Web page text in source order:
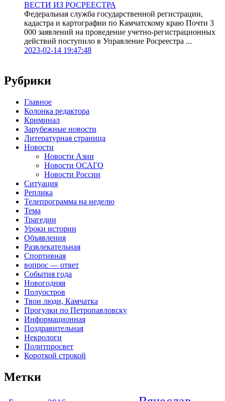
ВЕСТИ ИЗ РОСРЕЕСТРА
Федеральная служба государственной регистрации,
кадастра и картографии по Камчатскому краю Почти 3
000 заявлений на проведение учетно-регистрационных
действий поступило в Управление Росреестра ...
2023-02-14 19:47:48
Рубрики
Главное
Колонка редактора
Криминал
Зарубежные новости
Литературная страница
Новости
Новости Азии
Новости ОСАГО
Новости России
Ситуация
Реплика
Телепрограмма на неделю
Тема
Трагедии
Уроки истории
Объявления
Развлекательная
Спортивная
вопрос — ответ
События года
Новогодняя
Полуостров
Твои люди, Камчатка
Прогулки по Петропавловску
Информационная
Поздравительная
Некрологи
Политпросвет
Короткой строкой
Метки